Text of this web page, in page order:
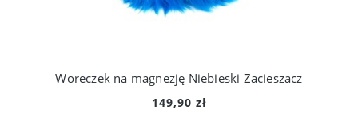
Woreczek na magnezję Niebieski Zacieszacz
149,90 zł